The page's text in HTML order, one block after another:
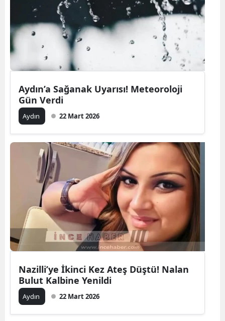
Aydın’a Sağanak Uyarısı! Meteoroloji
Gün Verdi
Aydın 22 Mart 2026
Nazilli’ye İkinci Kez Ateş Düştü! Nalan
Bulut Kalbine Yenildi
Aydın 22 Mart 2026